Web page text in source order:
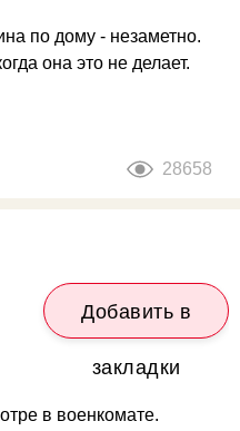
по дому - незаметно.
она это не делает.
28658
Добавить в
закладки
в военкомате.